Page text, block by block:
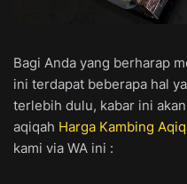
Bagi Anda yang berharap
ini terdapat beberapa hal
terlebih dulu, kabar ini
aqiqah Harga Kambing
kami via WA ini :